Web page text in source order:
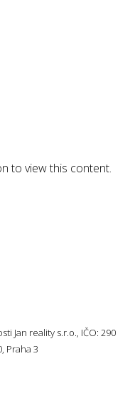
to view this content.
Jan reality s.r.o., IČO: 290
Praha 3